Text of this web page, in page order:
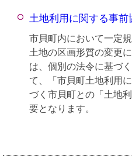
土地利用に関する事前
市貝町内において一定
土地の区画形質の変更
は、個別の法令に基づ
て、「市貝町土地利用
づく市貝町との「土地
要となります。